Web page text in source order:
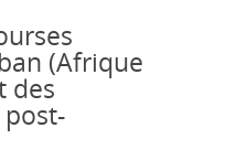
(Afrique
des